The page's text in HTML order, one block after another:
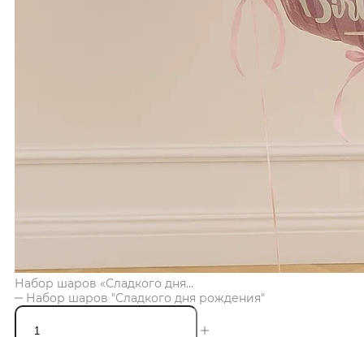
Набор шаров «Сладкого дня...
Набор шаров "Сладкого дня рождения"